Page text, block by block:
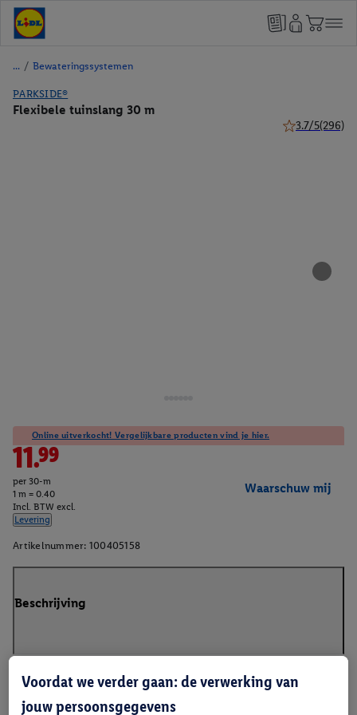
/ Bewateringssystemen
PARKSIDE®
Flexibele tuinslang 30 m
3.7/5(296)
Online uitverkocht! Vergelijkbare producten vind je hier.
11.99
per 30-m
1 m = 0.40
Incl. BTW excl.
Levering
Waarschuw mij
Artikelnummer: 100405158
Beschrijving
Voordat we verder gaan: de verwerking van
jouw persoonsgegevens